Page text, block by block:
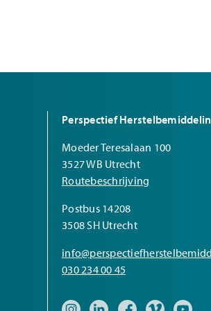
Perspectief
Moeder Teresalaan 100
3527 WB Utrecht
Routebeschrijving
Postbus 14208
3508 SH Utrecht
030 234 00 45